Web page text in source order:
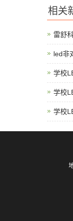
相关
雷舒
led非
学校
学校
学校